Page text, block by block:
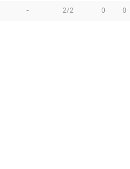
- 2/2 0 0